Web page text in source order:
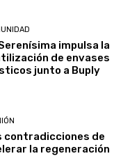
impulsa la
de envases
junto a Buply
contradicciones de
la regeneración